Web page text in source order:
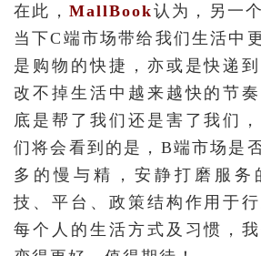
在此，MallBook认为，另一
当下C端市场带给我们生活中
是购物的快捷，亦或是快递
改不掉生活中越来越快的节
底是帮了我们还是害了我们
们将会看到的是，B端市场是
多的慢与精，安静打磨服务
技、平台、政策结构作用于
每个人的生活方式及习惯，